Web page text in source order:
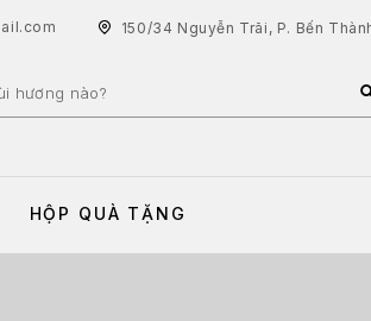
150/34 Nguyễn Trãi, P. Bến
HỘP QUÀ TẶNG